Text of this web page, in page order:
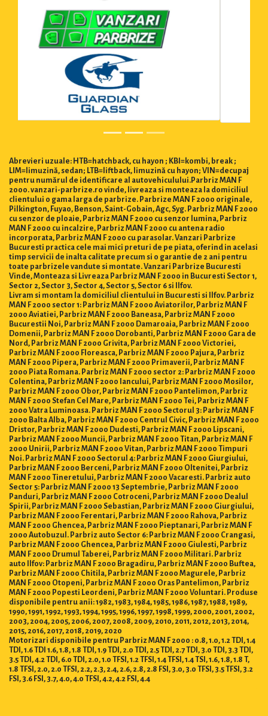
Abrevieri uzuale: HTB=hatchback, cu hayon ; KBI=kombi, break ;
LIM=limuzină, sedan; LTB=liftback, limuzină cu hayon; VIN=decupaj
pentru numărul de identificare al autovehiculului.Parbriz MAN F
2000. vanzari-parbrize.ro vinde, livreaza si monteaza la domiciliul
clientului o gama larga de parbrize. Parbrize MAN F 2000 originale,
Pilkington, Fuyao, Benson, Saint-Gobain, Agc, Syg. Parbriz MAN F 2000
cu senzor de ploaie, Parbriz MAN F 2000 cu senzor lumina, Parbriz
MAN F 2000 cu incalzire, Parbriz MAN F 2000 cu antena radio
incorporata, Parbriz MAN F 2000 cu parasolar. Vanzari Parbrize
Bucuresti practica cele mai mici preturi de pe piata, oferind in acelasi
timp servicii de inalta calitate precum si o garantie de 2 ani pentru
toate parbrizele vandute si montate. Vanzari Parbrize Bucuresti
Vinde, Monteaza si Livreaza Parbriz MAN F 2000 in Bucuresti Sector 1,
Sector 2, Sector 3, Sector 4, Sector 5, Sector 6 si Ilfov.
Livram si montam la domiciliul clientului in Bucuresti si Ilfov. Parbriz
MAN F 2000 sector 1: Parbriz MAN F 2000 Aviatorilor, Parbriz MAN F
2000 Aviatiei, Parbriz MAN F 2000 Baneasa, Parbriz MAN F 2000
Bucurestii Noi, Parbriz MAN F 2000 Damaroaia, Parbriz MAN F 2000
Domenii, Parbriz MAN F 2000 Dorobanti, Parbriz MAN F 2000 Gara de
Nord, Parbriz MAN F 2000 Grivita, Parbriz MAN F 2000 Victoriei,
Parbriz MAN F 2000 Floreasca, Parbriz MAN F 2000 Pajura, Parbriz
MAN F 2000 Pipera, Parbriz MAN F 2000 Primaverii, Parbriz MAN F
2000 Piata Romana. Parbriz MAN F 2000 sector 2: Parbriz MAN F 2000
Colentina, Parbriz MAN F 2000 Iancului, Parbriz MAN F 2000 Mosilor,
Parbriz MAN F 2000 Obor, Parbriz MAN F 2000 Pantelimon, Parbriz
MAN F 2000 Stefan Cel Mare, Parbriz MAN F 2000 Tei, Parbriz MAN F
2000 Vatra Luminoasa. Parbriz MAN F 2000 Sectorul 3: Parbriz MAN F
2000 Balta Alba, Parbriz MAN F 2000 Centrul Civic, Parbriz MAN F 2000
Dristor, Parbriz MAN F 2000 Dudesti, Parbriz MAN F 2000 Lipscani,
Parbriz MAN F 2000 Muncii, Parbriz MAN F 2000 Titan, Parbriz MAN F
2000 Unirii, Parbriz MAN F 2000 Vitan, Parbriz MAN F 2000 Timpuri
Noi. Parbriz MAN F 2000 Sectorul 4: Parbriz MAN F 2000 Giurgiului,
Parbriz MAN F 2000 Berceni, Parbriz MAN F 2000 Oltenitei, Parbriz
MAN F 2000 Tineretului, Parbriz MAN F 2000 Vacaresti. Parbriz auto
Sector 5: Parbriz MAN F 2000 13 Septembrie, Parbriz MAN F 2000
Panduri, Parbriz MAN F 2000 Cotroceni, Parbriz MAN F 2000 Dealul
Spirii, Parbriz MAN F 2000 Sebastian, Parbriz MAN F 2000 Giurgiului,
Parbriz MAN F 2000 Ferentari, Parbriz MAN F 2000 Rahova, Parbriz
MAN F 2000 Ghencea, Parbriz MAN F 2000 Pieptanari, Parbriz MAN F
2000 Autobuzul. Parbriz auto Sector 6: Parbriz MAN F 2000 Crangasi,
Parbriz MAN F 2000 Ghencea, Parbriz MAN F 2000 Giulesti, Parbriz
MAN F 2000 Drumul Taberei, Parbriz MAN F 2000 Militari. Parbriz
auto Ilfov: Parbriz MAN F 2000 Bragadiru, Parbriz MAN F 2000 Buftea,
Parbriz MAN F 2000 Chitila, Parbriz MAN F 2000 Magurele, Parbriz
MAN F 2000 Otopeni, Parbriz MAN F 2000 Oras Pantelimon, Parbriz
MAN F 2000 Popesti Leordeni, Parbriz MAN F 2000 Voluntari. Produse
disponibile pentru anii: 1982, 1983, 1984, 1985, 1986, 1987, 1988, 1989,
1990, 1991, 1992, 1993, 1994, 1995, 1996, 1997, 1998, 1999, 2000, 2001, 2002,
2003, 2004, 2005, 2006, 2007, 2008, 2009, 2010, 2011, 2012, 2013, 2014,
2015, 2016, 2017, 2018, 2019, 2020
Motorizari disponibile pentru Parbriz MAN F 2000 : 0.8, 1.0, 1.2 TDI, 1.4
TDI, 1.6 TDI 1.6, 1.8, 1.8 TDI, 1.9 TDI, 2.0 TDI, 2.5 TDI, 2.7 TDI, 3.0 TDI, 3.3 TDI,
3.5 TDI, 4.2 TDI, 6.0 TDI, 2.0, 1.0 TFSI, 1.2 TFSI, 1.4 TFSI, 1.4 TSI, 1.6, 1.8, 1.8 T,
1.8 TFSI, 2.0, 2.0 TFSI, 2.2, 2.3, 2.4, 2.6, 2.8, 2.8 FSI, 3.0, 3.0 TFSI, 3.5 TFSI, 3.2
FSI, 3.6 FSI, 3.7, 4.0, 4.0 TFSI, 4.2, 4.2 FSI, 4.4